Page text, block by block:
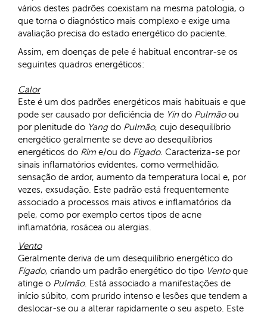
vários destes padrões coexistam na mesma patologia, o
que torna o diagnóstico mais complexo e exige uma
avaliação precisa do estado energético do paciente.
Assim, em doenças de pele é habitual encontrar-se os
seguintes quadros energéticos:
Calor
Este é um dos padrões energéticos mais habituais e que
pode ser causado por deficiência de Yin do Pulmãoou
por plenitude do Yangdo Pulmão, cujo desequilíbrio
energético geralmente se deve ao desequilíbrios
energéticos do Rim e/ou do Fígado. Caracteriza-se por
sinais inflamatórios evidentes, como vermelhidão,
sensação de ardor, aumento da temperatura local e, por
vezes, exsudação. Este padrão está frequentemente
associado a processos mais ativos e inflamatórios da
pele, como por exemplo certos tipos de acne
inflamatória, rosácea ou alergias.
Vento
Geralmente deriva de um desequilíbrio energético do
Fígado, criando um padrão energético do tipo Ventoque
atinge o Pulmão. Está associado a manifestações de
início súbito, com prurido intenso e lesões que tendem a
deslocar-se ou a alterar rapidamente o seu aspeto. Este